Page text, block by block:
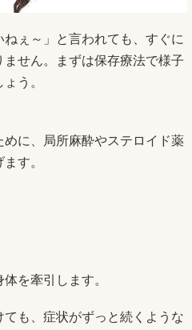
ぇ～」と言われても、すぐに
せん。まずは保存療法で様子
う。
に、局所麻酔やステロイド薬
す。
を牽引します。
も、症状がずっと続くような